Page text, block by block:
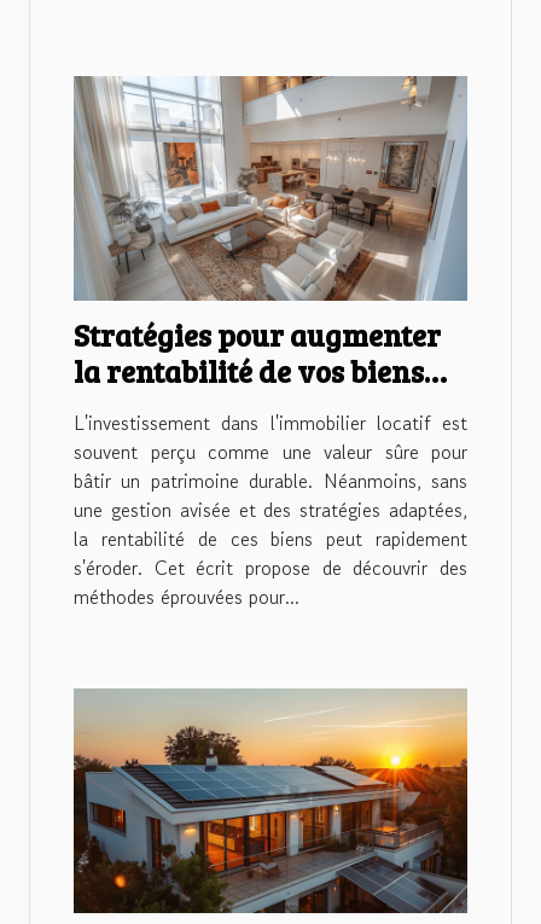
Stratégies pour augmenter
la rentabilité de vos biens
immobiliers locatifs
L'investissement dans l'immobilier locatif est
souvent perçu comme une valeur sûre pour
bâtir un patrimoine durable. Néanmoins, sans
une gestion avisée et des stratégies adaptées,
la rentabilité de ces biens peut rapidement
s'éroder. Cet écrit propose de découvrir des
méthodes éprouvées pour...